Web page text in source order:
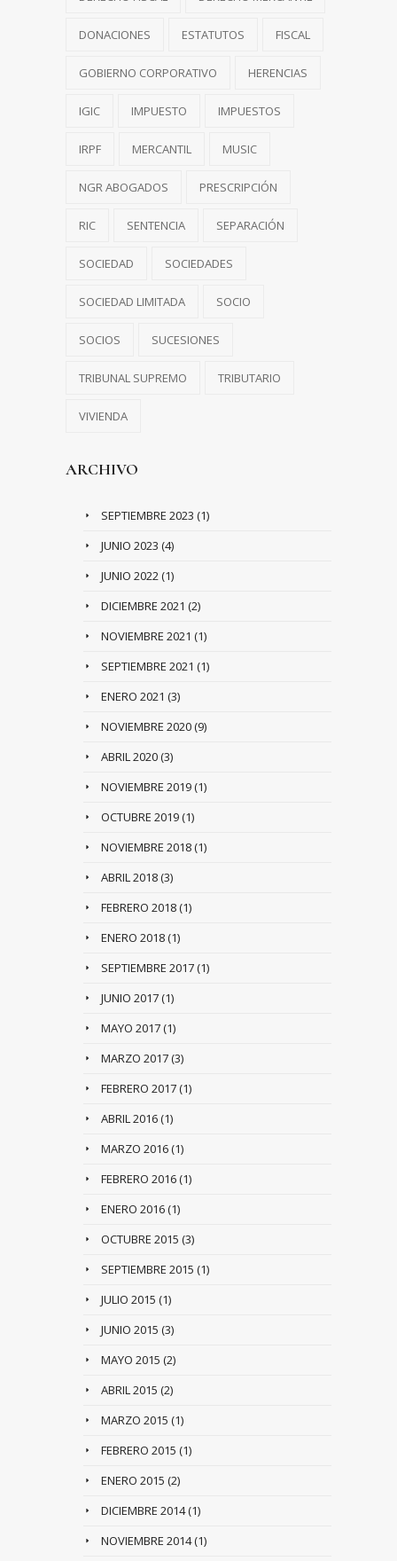
DONACIONES ESTATUTOS FISCAL
GOBIERNO CORPORATIVO HERENCIAS
IGIC IMPUESTO IMPUESTOS
IRPF MERCANTIL MUSIC
NGR ABOGADOS PRESCRIPCIÓN
RIC SENTENCIA SEPARACIÓN
SOCIEDAD SOCIEDADES
SOCIEDAD LIMITADA SOCIO
SOCIOS SUCESIONES
TRIBUNAL SUPREMO TRIBUTARIO
VIVIENDA
ARCHIVO
SEPTIEMBRE 2023 (1)
JUNIO 2023 (4)
JUNIO 2022(1)
DICIEMBRE 2021 (2)
NOVIEMBRE 2021 (1)
SEPTIEMBRE 2021 (1)
ENERO 2021 (3)
NOVIEMBRE 2020(9)
ABRIL 2020(3)
NOVIEMBRE 2019(1)
OCTUBRE 2019(1)
NOVIEMBRE 2018(1)
ABRIL 2018(3)
FEBRERO 2018(1)
ENERO 2018(1)
SEPTIEMBRE 2017(1)
JUNIO 2017(1)
MAYO 2017(1)
MARZO 2017(3)
FEBRERO 2017(1)
ABRIL 2016(1)
MARZO 2016(1)
FEBRERO 2016(1)
ENERO 2016(1)
OCTUBRE 2015 (3)
SEPTIEMBRE 2015 (1)
JULIO 2015 (1)
JUNIO 2015 (3)
MAYO 2015 (2)
ABRIL 2015 (2)
MARZO 2015 (1)
FEBRERO 2015 (1)
ENERO 2015 (2)
DICIEMBRE 2014(1)
NOVIEMBRE 2014(1)